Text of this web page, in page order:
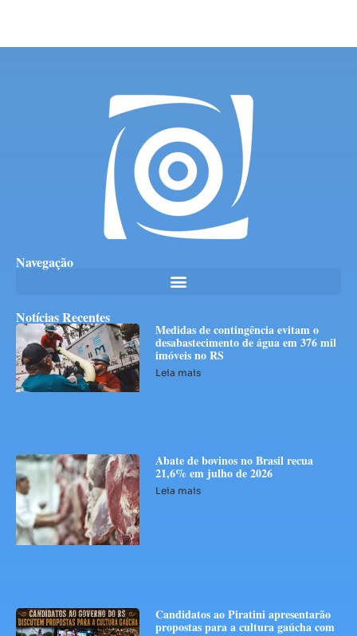
Navegação
Notícias Recentes
Medidas de contingência evitam o
desabastecimento de água em 376 mil
imóveis no RS
Leia mais
Abate de bovinos no Brasil recua
21,6% em julho de 2026
Leia mais
Candidatos ao Piratini apresentarão
propostas para a cultura gaúcha com